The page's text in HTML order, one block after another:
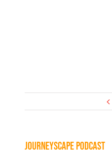
Journeyscape podcast